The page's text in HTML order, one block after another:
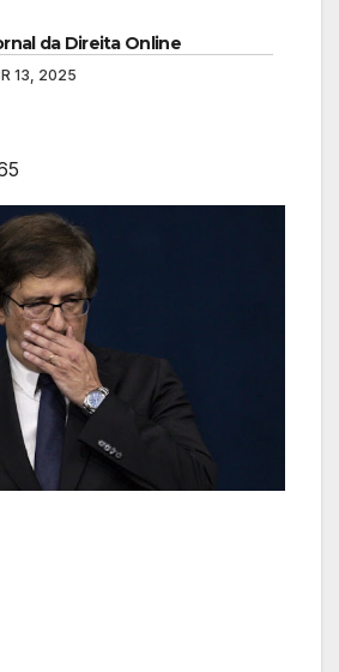
da Direita Online
13, 2025